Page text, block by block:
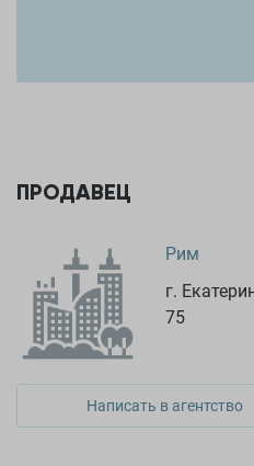
ПРОДАВЕЦ
Рим
г.
75
Написать в агентство